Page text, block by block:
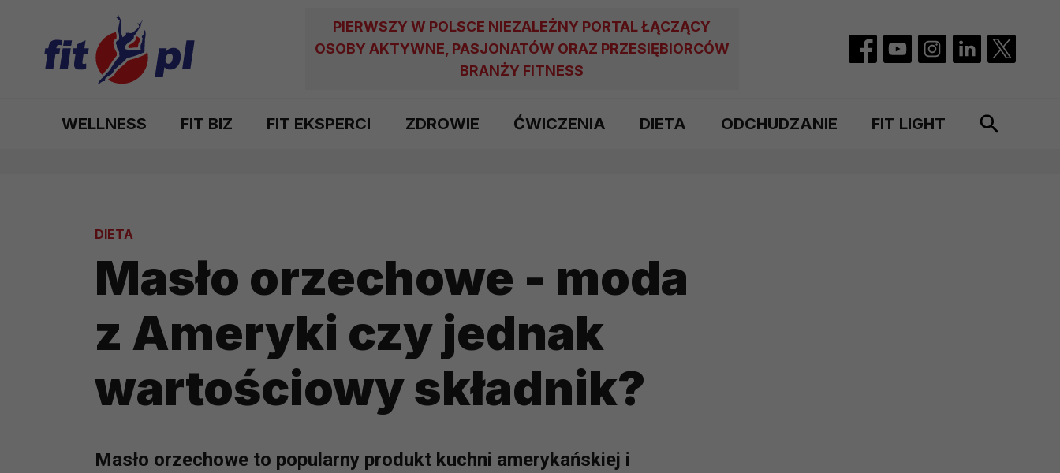
PIERWSZY W POLSCE NIEZALEŻNY PORTAL ŁĄCZĄCY
OSOBY AKTYWNE, PASJONATÓW ORAZ PRZESIĘBIORCÓW
BRANŻY FITNESS
WELLNESS FIT BIZ FIT EKSPERCI ZDROWIE ĆWICZENIA DIETA ODCHUDZANIE FIT LIGHT
DIETA
Masło orzechowe - moda
z Ameryki czy jednak
wartościowy składnik?
Masło orzechowe to popularny produkt kuchni amerykańskiej i